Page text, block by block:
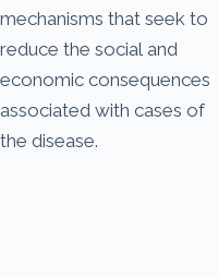
mechanisms that seek to
reduce the social and
economic consequences
associated with cases of
the disease.